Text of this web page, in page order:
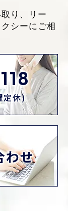
り、リー
シーにご相
休)
わせ